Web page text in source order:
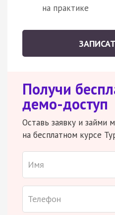
на практике
Получи
демо-доступ
Оставь заявку и займи
на бесплатном курсе